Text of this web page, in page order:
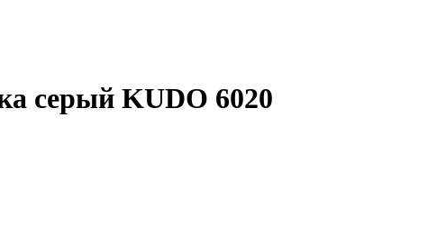
серый KUDO 6020